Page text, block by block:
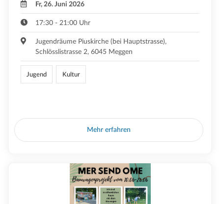
Fr, 26. Juni 2026
17:30 - 21:00 Uhr
Jugendräume Piuskirche (bei Hauptstrasse),
Schlösslistrasse 2, 6045 Meggen
Jugend Kultur
Mehr erfahren